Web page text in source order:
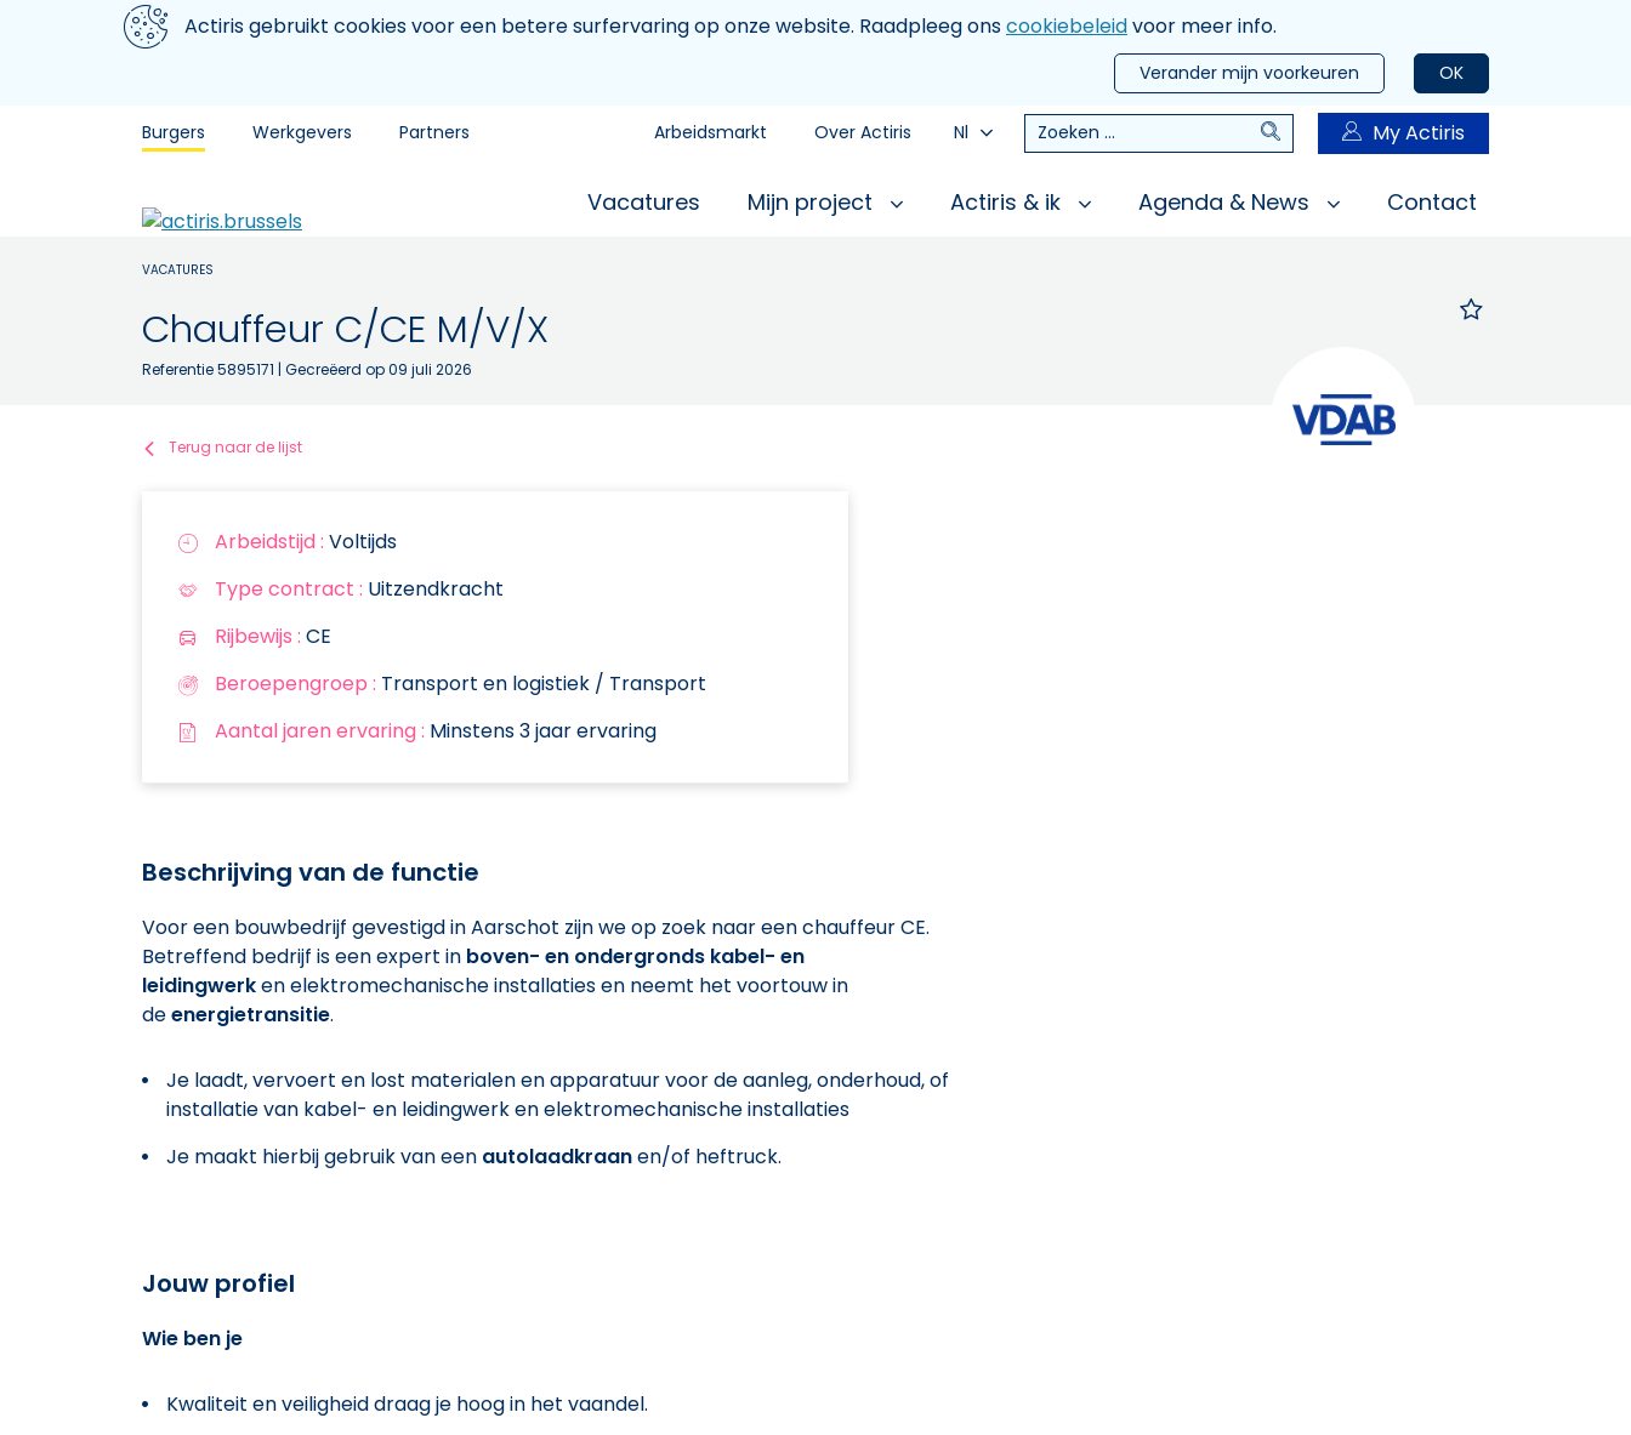
Aller au contenu principal
We gebruiken cookiesActiris gebruikt cookies voor een betere surfervaring op onze website. Raadpleeg onscookiebeleidvoor meer info.
OK
Verander mijn voorkeuren
Burgers Werkgevers Partners Arbeidsmarkt Over Actiris Nl Zoeken Zoeken My Actiris
Vacatures Mijn project Actiris & ik Agenda & News Contact
VACATURES
Chauffeur C/CE M/V/X
Referentie 5895171 | Gecreëerd op 09 juli 2026
Terug naar de lijst
Arbeidstijd : Voltijds
Type contract : Uitzendkracht
Rijbewijs : CE
Beroepengroep : Transport en logistiek / Transport
Aantal jaren ervaring : Minstens 3 jaar ervaring
Beschrijving van de functie
Voor een bouwbedrijf gevestigd in Aarschot zijn we op zoek naar een chauffeur CE.
Betreffend bedrijf is een expert in boven- en ondergronds kabel- en
leidingwerken elektromechanische installaties en neemt het voortouw in
deenergietransitie.
Je laadt, vervoert en lost materialen en apparatuur voor de aanleg, onderhoud, of
installatie van kabel- en leidingwerk en elektromechanische installaties
Je maakt hierbij gebruik van een autolaadkraanen/of heftruck.
Jouw profiel
Wie ben je
Kwaliteit en veiligheid draag je hoog in het vaandel.